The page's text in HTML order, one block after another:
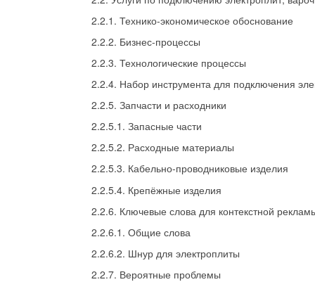
2.2.1. Технико-экономическое обоснование
2.2.2. Бизнес-процессы
2.2.3. Технологические процессы
2.2.4. Набор инструмента для подключения
2.2.5. Запчасти и расходники
2.2.5.1. Запасные части
2.2.5.2. Расходные материалы
2.2.5.3. Кабельно-проводниковые изделия
2.2.5.4. Крепёжные изделия
2.2.6. Ключевые слова для контекстной
2.2.6.1. Общие слова
2.2.6.2. Шнур для электроплиты
2.2.7. Вероятные проблемы